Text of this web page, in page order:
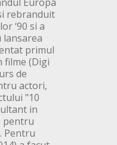
rebranduit
‘90 si a
primul
filme (Digi
de
actori,
"10
in
pentru
Pentru